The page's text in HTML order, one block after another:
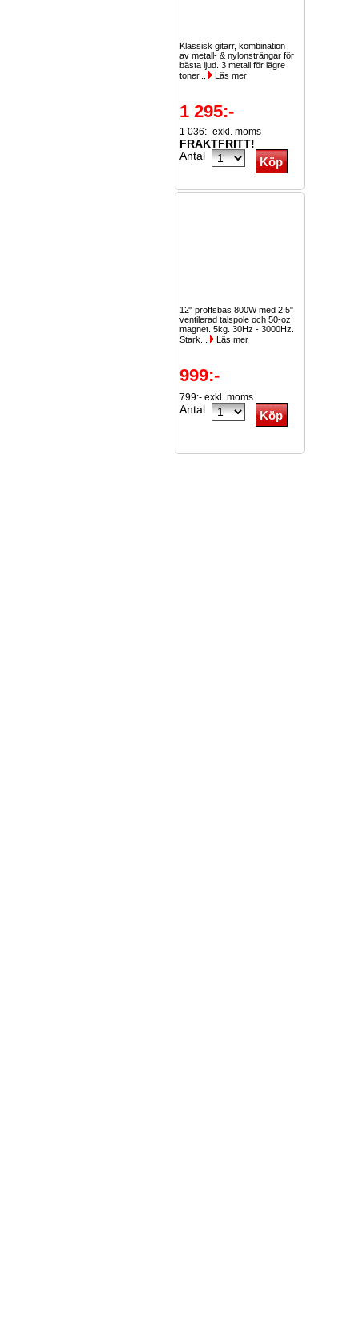
Klassisk gitarr, kombination
av metall- & nylonsträngar för
bästa ljud. 3 metall för lägre
toner...
Läs mer
1 295:-
1 036:- exkl. moms
FRAKTFRITT!
Antal
12" proffsbas 800W med 2,5"
ventilerad talspole och 50-oz
magnet. 5kg. 30Hz - 3000Hz.
Stark...
Läs mer
999:-
799:- exkl. moms
Antal